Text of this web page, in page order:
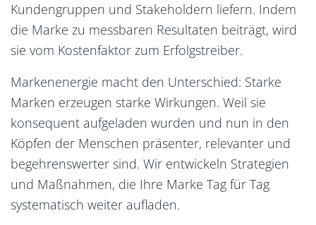
Kundengruppen und Stakeholdern liefern. Indem
die Marke zu messbaren Resultaten beiträgt, wird
sie vom Kostenfaktor zum Erfolgstreiber.
Markenenergie macht den Unterschied: Starke
Marken erzeugen starke Wirkungen. Weil sie
konsequent aufgeladen wurden und nun in den
Köpfen der Menschen präsenter, relevanter und
begehrenswerter sind. Wir entwickeln Strategien
und Maßnahmen, die Ihre Marke Tag für Tag
systematisch weiter aufladen.